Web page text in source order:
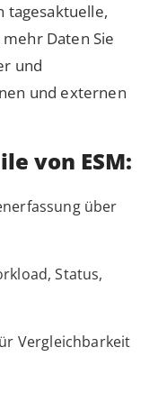
tagesaktuelle,
Daten Sie
und
und externen
von ESM:
über
Status,
Vergleichbarkeit